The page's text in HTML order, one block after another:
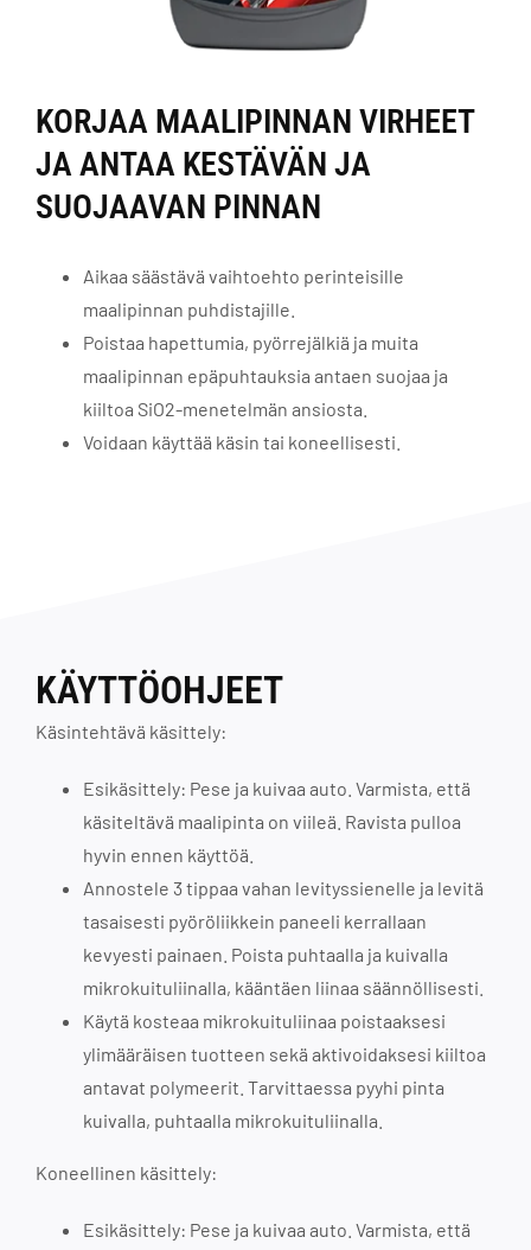
KORJAA MAALIPINNAN VIRHEET
JA ANTAA KESTÄVÄN JA
SUOJAAVAN PINNAN
Aikaa säästävä vaihtoehto perinteisille
maalipinnan puhdistajille.
Poistaa hapettumia, pyörrejälkiä ja muita
maalipinnan epäpuhtauksia antaen suojaa ja
kiiltoa SiO2-menetelmän ansiosta.
Voidaan käyttää käsin tai koneellisesti.
KÄYTTÖOHJEET
Käsintehtävä käsittely:
Esikäsittely: Pese ja kuivaa auto. Varmista, että
käsiteltävä maalipinta on viileä. Ravista pulloa
hyvin ennen käyttöä.
Annostele 3 tippaa vahan levityssienelle ja levitä
tasaisesti pyöröliikkein paneeli kerrallaan
kevyesti painaen. Poista puhtaalla ja kuivalla
mikrokuituliinalla, kääntäen liinaa säännöllisesti.
Käytä kosteaa mikrokuituliinaa poistaaksesi
ylimääräisen tuotteen sekä aktivoidaksesi kiiltoa
antavat polymeerit. Tarvittaessa pyyhi pinta
kuivalla, puhtaalla mikrokuituliinalla.
Koneellinen käsittely:
Esikäsittely: Pese ja kuivaa auto. Varmista, että